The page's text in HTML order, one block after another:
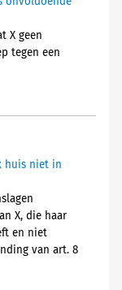
X geen
tegen een
huis niet in
X, die haar
en niet
van art. 8